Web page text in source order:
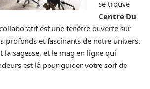
se trouve
Centre Du
est une fenêtre ouverte sur
profonds et fascinants de notre univers.
la sagesse, et le mag en ligne qui
est là pour guider votre soif de